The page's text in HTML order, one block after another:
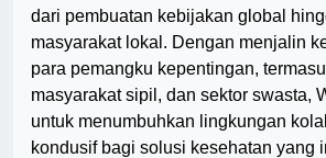
dari pembuatan kebijakan global
masyarakat lokal. Dengan menjalin
para pemangku kepentingan,
masyarakat sipil, dan sektor swasta,
untuk menumbuhkan lingkungan
kondusif bagi solusi kesehatan yang